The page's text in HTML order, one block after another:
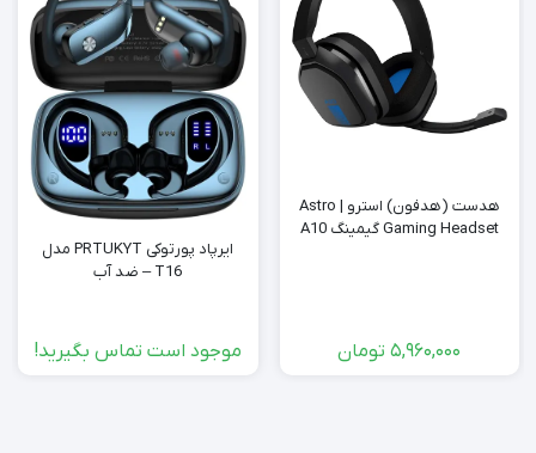
هدست (هدفون) استرو Astro |
Gaming Headset گیمینگ A10
5,960,000 تومان
ایرپاد پورتوکی PRTUKYT مدل
T16 – ضد آب
موجود است تماس بگیرید!